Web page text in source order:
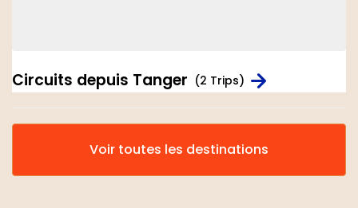
Circuits depuis Tanger (2 Trips)
Voir toutes les destinations